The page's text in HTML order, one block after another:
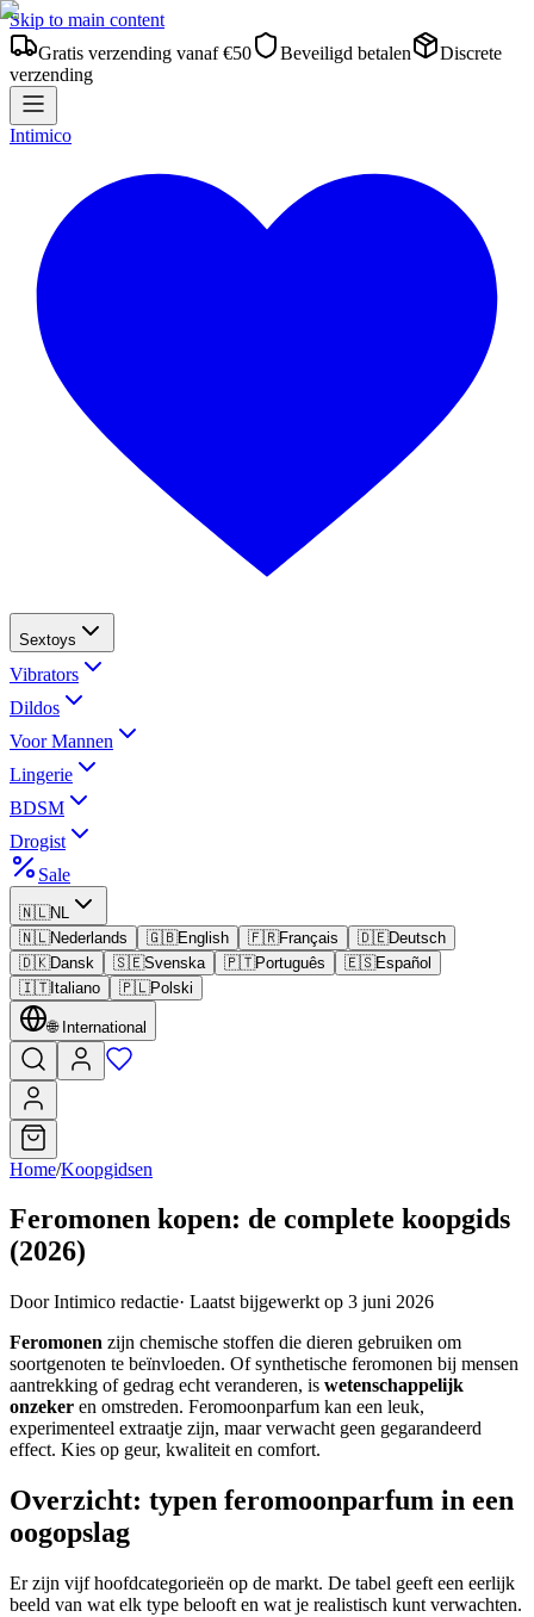
Skip to main content
Gratis verzending vanaf €50
Beveiligd betalen
Discrete
verzending
Intimico
Sextoys
Vibrators
Dildos
Voor Mannen
Lingerie
BDSM
Drogist
Sale
🇳🇱NL
🇳🇱Nederlands 🇬🇧English 🇫🇷Français 🇩🇪Deutsch
🇩🇰Dansk 🇸🇪Svenska 🇵🇹Português 🇪🇸Español
🇮🇹Italiano 🇵🇱Polski
🌐 International
Home/Koopgidsen
Feromonen kopen: de complete koopgids
(2026)
Door Intimico redactie· Laatst bijgewerkt op 3 juni 2026
Feromonen zijn chemische stoffen die dieren gebruiken om
soortgenoten te beïnvloeden. Of synthetische feromonen bij mensen
aantrekking of gedrag echt veranderen, is wetenschappelijk
onzeker en omstreden. Feromoonparfum kan een leuk,
experimenteel extraatje zijn, maar verwacht geen gegarandeerd
effect. Kies op geur, kwaliteit en comfort.
Overzicht: typen feromoonparfum in een
oogopslag
Er zijn vijf hoofdcategorieën op de markt. De tabel geeft een eerlijk
beeld van wat elk type belooft en wat je realistisch kunt verwachten.